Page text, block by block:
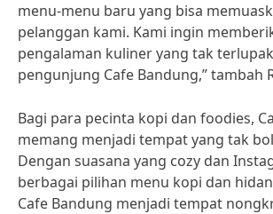
menu-menu baru yang bisa
pelanggan kami. Kami ingin
pengalaman kuliner yang tak
pengunjung Cafe Bandung,” tambah
Bagi para pecinta kopi dan foodies,
memang menjadi tempat yang tak
Dengan suasana yang cozy dan
berbagai pilihan menu kopi dan
Cafe Bandung menjadi tempat